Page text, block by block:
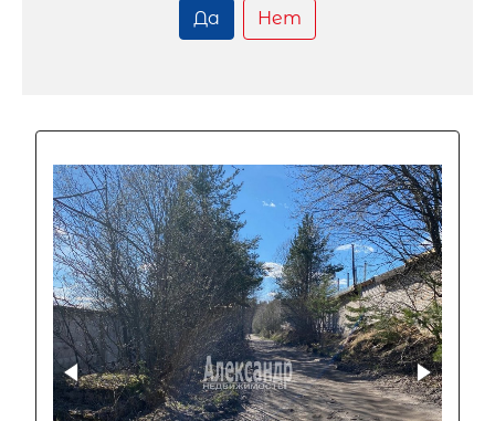
Да Нет